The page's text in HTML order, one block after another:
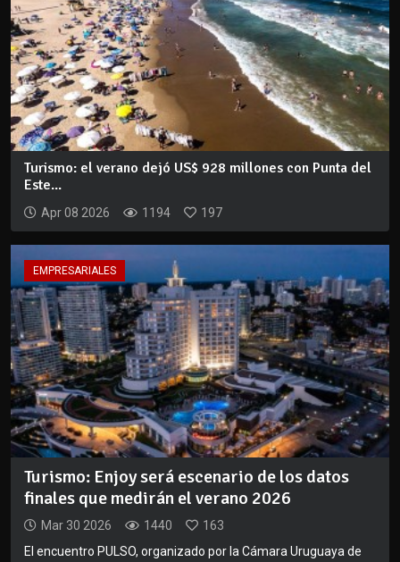
Turismo: el verano dejó US$ 928 millones con Punta del
Este...
Apr 08 2026 1194 197
EMPRESARIALES
Turismo: Enjoy será escenario de los datos
finales que medirán el verano 2026
Mar 30 2026 1440
163
El encuentro PULSO, organizado por la Cámara Uruguaya de